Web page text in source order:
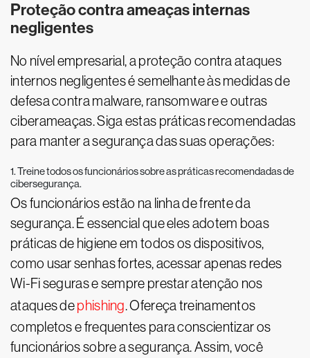
Proteção contra ameaças internas
negligentes
No nível empresarial, a proteção contra ataques
internos negligentes é semelhante às medidas de
defesa contra malware, ransomware e outras
ciberameaças. Siga estas práticas recomendadas
para manter a segurança das suas operações:
1. Treine todos os funcionários sobre as práticas recomendadas de
cibersegurança.
Os funcionários estão na linha de frente da
segurança. É essencial que eles adotem boas
práticas de higiene em todos os dispositivos,
como usar senhas fortes, acessar apenas redes
Wi-Fi seguras e sempre prestar atenção nos
ataques dephishing. Ofereça treinamentos
completos e frequentes para conscientizar os
funcionários sobre a segurança. Assim, você